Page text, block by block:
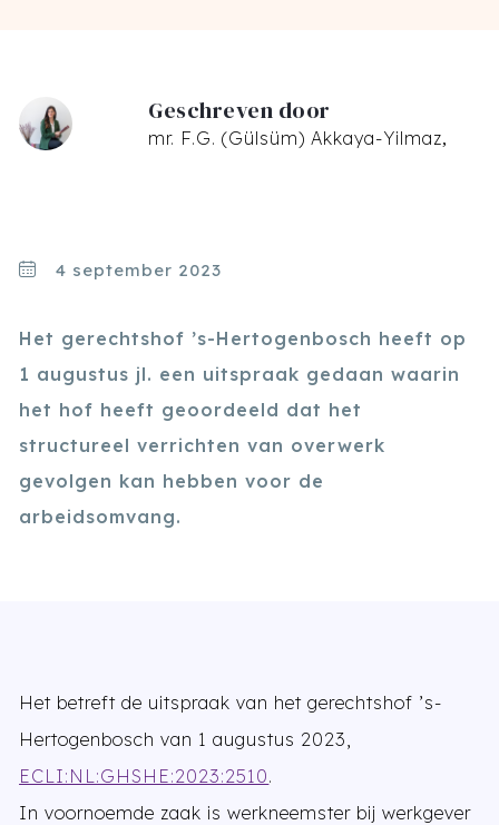
Geschreven door
mr. F.G. (Gülsüm) Akkaya-Yilmaz
4 september 2023
Het gerechtshof ’s-Hertogenbosch heeft op
1 augustus jl. een uitspraak gedaan waarin
het hof heeft geoordeeld dat het
structureel verrichten van overwerk
gevolgen kan hebben voor de
arbeidsomvang.
Het betreft de uitspraak van het gerechtshof ’s-
Hertogenbosch van 1 augustus 2023,
ECLI:NL:GHSHE:2023:2510.
In voornoemde zaak is werkneemster bij werkgever